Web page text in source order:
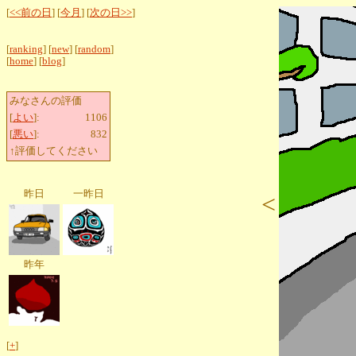
[<<前の日 ] [今月 ] [次の日>>]
[ranking] [new] [random]
[home] [blog]
みなさんの評価
[よい]:
1106
[悪い]:
832
↑評価してください
昨日 一昨日
昨年
[+]
<